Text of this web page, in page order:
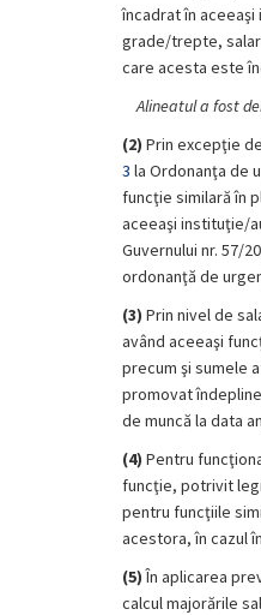
încadrat în
grade/trepte,
care acesta este
Alineatul a fost
(2) Prin excepţie
3 la Ordonanţa de
funcţie similară în
aceeaşi instituţie/
Guvernului nr. 57/
ordonanţă de
(3) Prin nivel de
având aceeaşi
precum şi sumele
promovat
de muncă la data
(4) Pentru
funcţie, potrivit
pentru funcţiile
acestora, în cazul
(5)În aplicarea
calcul majorările